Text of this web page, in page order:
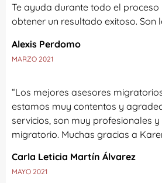
Te ayuda durante todo el
obtener un resultado exitoso. Son
Alexis Perdomo
MARZO 2021
“Los mejores asesores
estamos muy contentos y
servicios, son muy profesionales
migratorio. Muchas gracias a
Carla Leticia Martín Álvarez
MAYO 2021